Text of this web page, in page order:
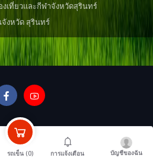
เที่ยวและกีฬาจังหวัดสุรินทร์
งหวัด สุรินทร์
รถเข็น (0) การแจ้งเตือน บัญชีของฉัน